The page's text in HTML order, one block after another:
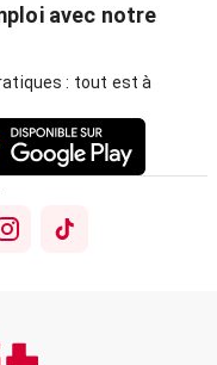
avec notre
: tout est à